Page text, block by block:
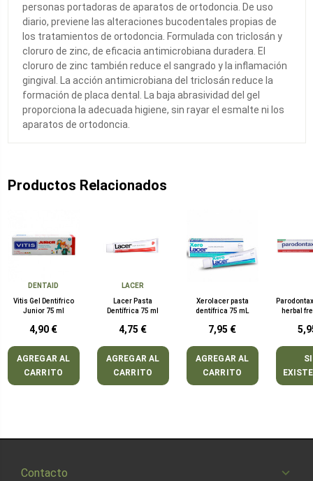
personas portadoras de aparatos de ortodoncia. De uso
diario, previene las alteraciones bucodentales propias de
los tratamientos de ortodoncia. Formulada con triclosán y
cloruro de zinc, de eficacia antimicrobiana duradera. El
cloruro de zinc también reduce el sangrado y la inflamación
gingival. La acción antimicrobiana del triclosán reduce la
formación de placa dental. La baja abrasividad del gel
proporciona la adecuada higiene, sin rayar el esmalte ni los
aparatos de ortodoncia.
Productos Relacionados
DENTAID
Vitis Gel Dentifrico
Junior 75 ml
4,90 €
AGREGAR AL
CARRITO
LACER
Lacer Pasta
Dentífrica 75 ml
4,75 €
AGREGAR AL
CARRITO
Xerolacer pasta
dentífrica 75 mL
7,95 €
AGREGAR AL
CARRITO
herbal
Contacto